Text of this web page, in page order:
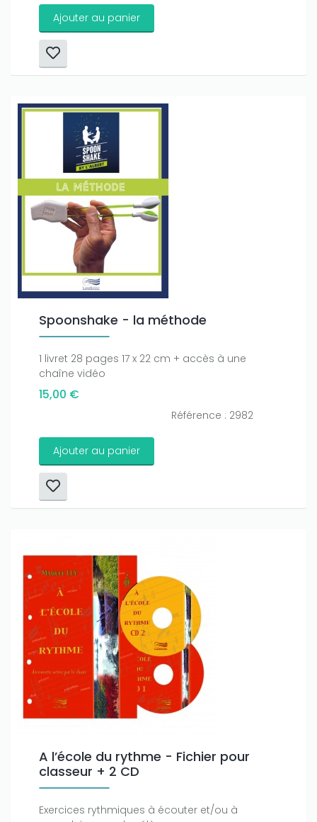
Ajouter au panier
Spoonshake - la méthode
1 livret 28 pages 17 x 22 cm + accès à une
chaîne vidéo
15,00 €
Référence : 2982
Ajouter au panier
A l’école du rythme - Fichier pour
classeur + 2 CD
Exercices rythmiques à écouter et/ou à